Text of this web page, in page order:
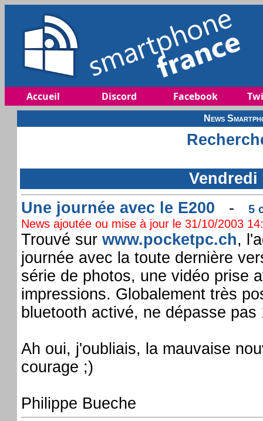
Accueil Discord Facebook
News
Vendredi
Une journée avec le E200 -
5
News ajoutée ou mise à jour le 31/10/2003
Trouvé sur www.pocketpc.ch,
journée avec la toute dernière
série de photos, une vidéo prise
impressions. Globalement très
bluetooth activé, ne dépasse
Ah oui, j'oubliais, la mauvaise
courage ;)
Philippe Bueche